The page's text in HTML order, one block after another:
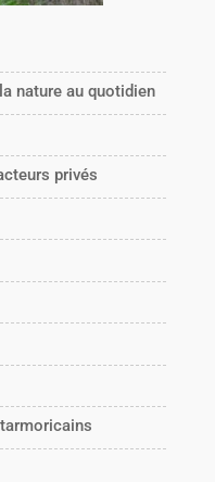
nature au quotidien
privés